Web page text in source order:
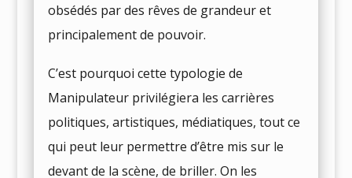
obsédés par des rêves de grandeur et
principalement de pouvoir.
C’est pourquoi cette typologie de
Manipulateur privilégiera les carrières
politiques, artistiques, médiatiques, tout ce
qui peut leur permettre d’être mis sur le
devant de la scène, de briller. On les